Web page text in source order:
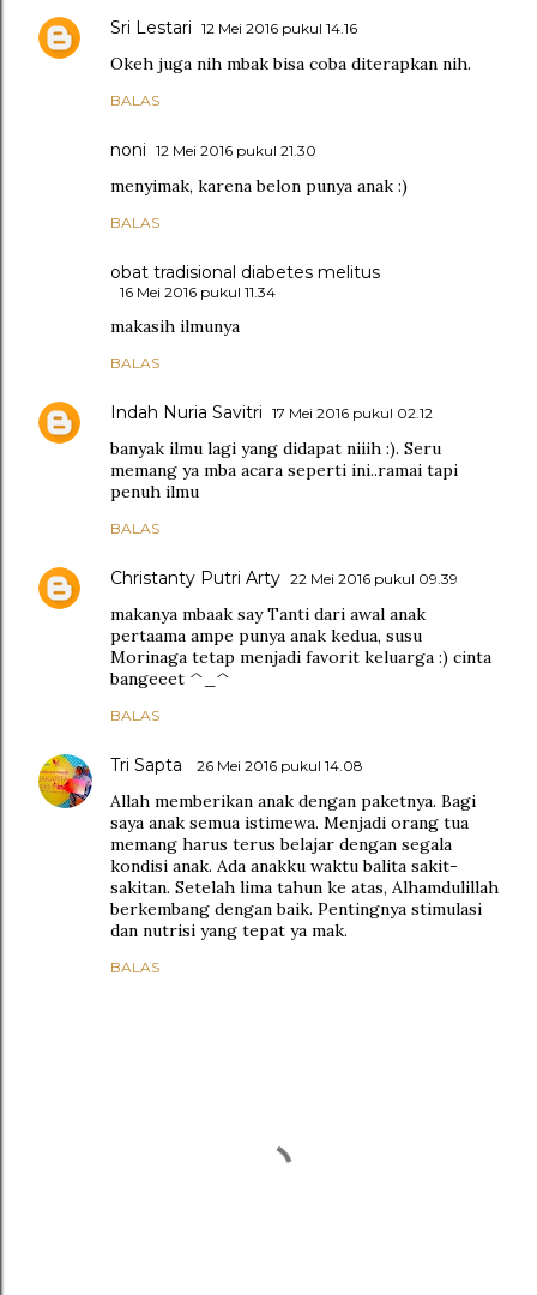
Sri Lestari 12 Mei 2016 pukul 14.16
Okeh juga nih mbak bisa coba diterapkan nih.
BALAS
noni 12 Mei 2016 pukul 21.30
menyimak, karena belon punya anak :)
BALAS
obat tradisional diabetes melitus
16 Mei 2016 pukul 11.34
makasih ilmunya
BALAS
Indah Nuria Savitri 17 Mei 2016 pukul 02.12
banyak ilmu lagi yang didapat niiih :). Seru
memang ya mba acara seperti ini..ramai tapi
penuh ilmu
BALAS
Christanty Putri Arty 22 Mei 2016 pukul 09.39
makanya mbaak say Tanti dari awal anak
pertaama ampe punya anak kedua, susu
Morinaga tetap menjadi favorit keluarga :) cinta
bangeeet ^_^
BALAS
Tri Sapta 26 Mei 2016 pukul 14.08
Allah memberikan anak dengan paketnya. Bagi
saya anak semua istimewa. Menjadi orang tua
memang harus terus belajar dengan segala
kondisi anak. Ada anakku waktu balita sakit-
sakitan. Setelah lima tahun ke atas, Alhamdulillah
berkembang dengan baik. Pentingnya stimulasi
dan nutrisi yang tepat ya mak.
BALAS